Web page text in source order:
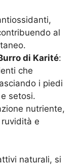
al
di Karité:
che
i piedi
setosi.
nutriente,
e
naturali, si